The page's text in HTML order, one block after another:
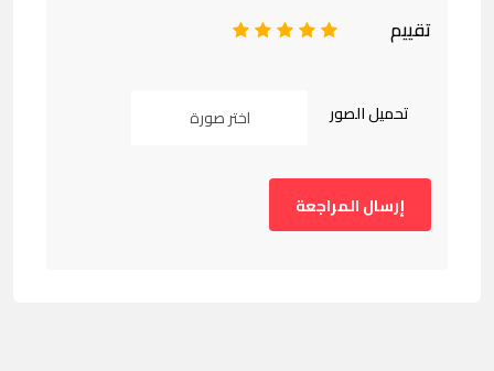
تقييم 5
4
3
2
تحميل الصور اختر صورة